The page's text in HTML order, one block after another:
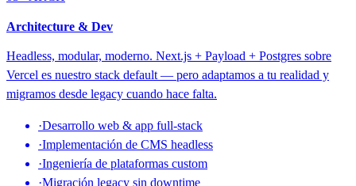
Architecture & Dev
Headless, modular, moderno. Next.js + Payload + Postgres sobre
Vercel es nuestro stack default — pero adaptamos a tu realidad y
migramos desde legacy cuando hace falta.
·Desarrollo web & app full-stack
·Implementación de CMS headless
·Ingeniería de plataformas custom
·Migración legacy sin downtime